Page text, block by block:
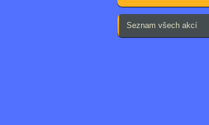
Seznam všech akcí